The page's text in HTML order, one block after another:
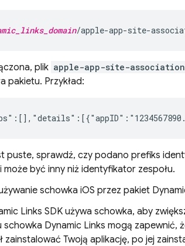
/apple-app-site-
plik apple-app-site-association
pakietu. Przykład:
puste, sprawdź, czy podano prefiks
może być inny niż identyfikator zespołu.
schowka iOS przez pakiet
Links SDK używa schowka, aby
schowka Dynamic Links mogą zapewnić,
zainstalować Twoją aplikację, po jej